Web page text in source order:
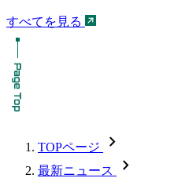
すべてを見る
TOPページ chevron_forward
最新ニュース chevron_forward